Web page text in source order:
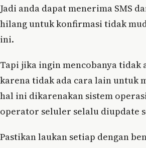
Jadi anda dapat menerima SMS
hilang untuk konfirmasi tidak
ini.
Tapi jika ingin mencobanya tidak
karena tidak ada cara lain untuk
hal ini dikarenakan sistem
operator seluler selalu diupdate
Pastikan laukan setiap dengan